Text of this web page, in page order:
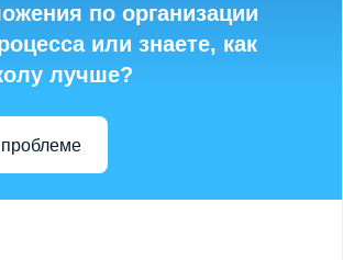
по организации
или знаете, как
лучше?